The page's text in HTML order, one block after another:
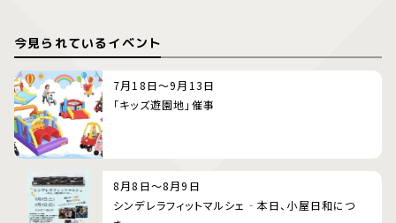
今見られているイベント
7月18日～9月13日
「キッズ遊園地」催事
8月8日～8月9日
シンデレラフィットマルシェ‐本日、小屋日和につ